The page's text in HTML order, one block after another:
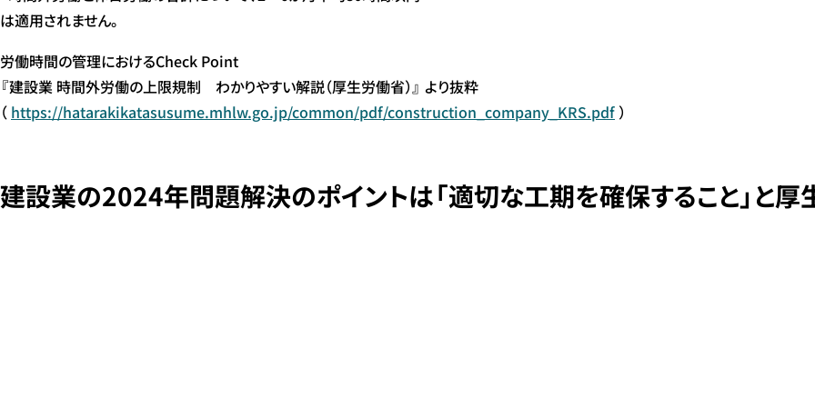
は適用されません。
労働時間の管理におけるCheck Point
『建設業 時間外労働の上限規制 わかりやすい解説（厚生労働省）』 より抜粋
（ https://hatarakikatasusume.mhlw.go.jp/common/pdf/construction_company_KRS.pdf ）
建設業の2024年問題解決のポイントは「適切な工期を確保すること」と厚